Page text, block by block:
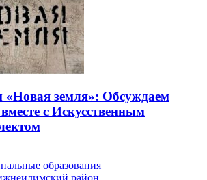
земля»: Обсуждаем
с Искусственным
образования
район